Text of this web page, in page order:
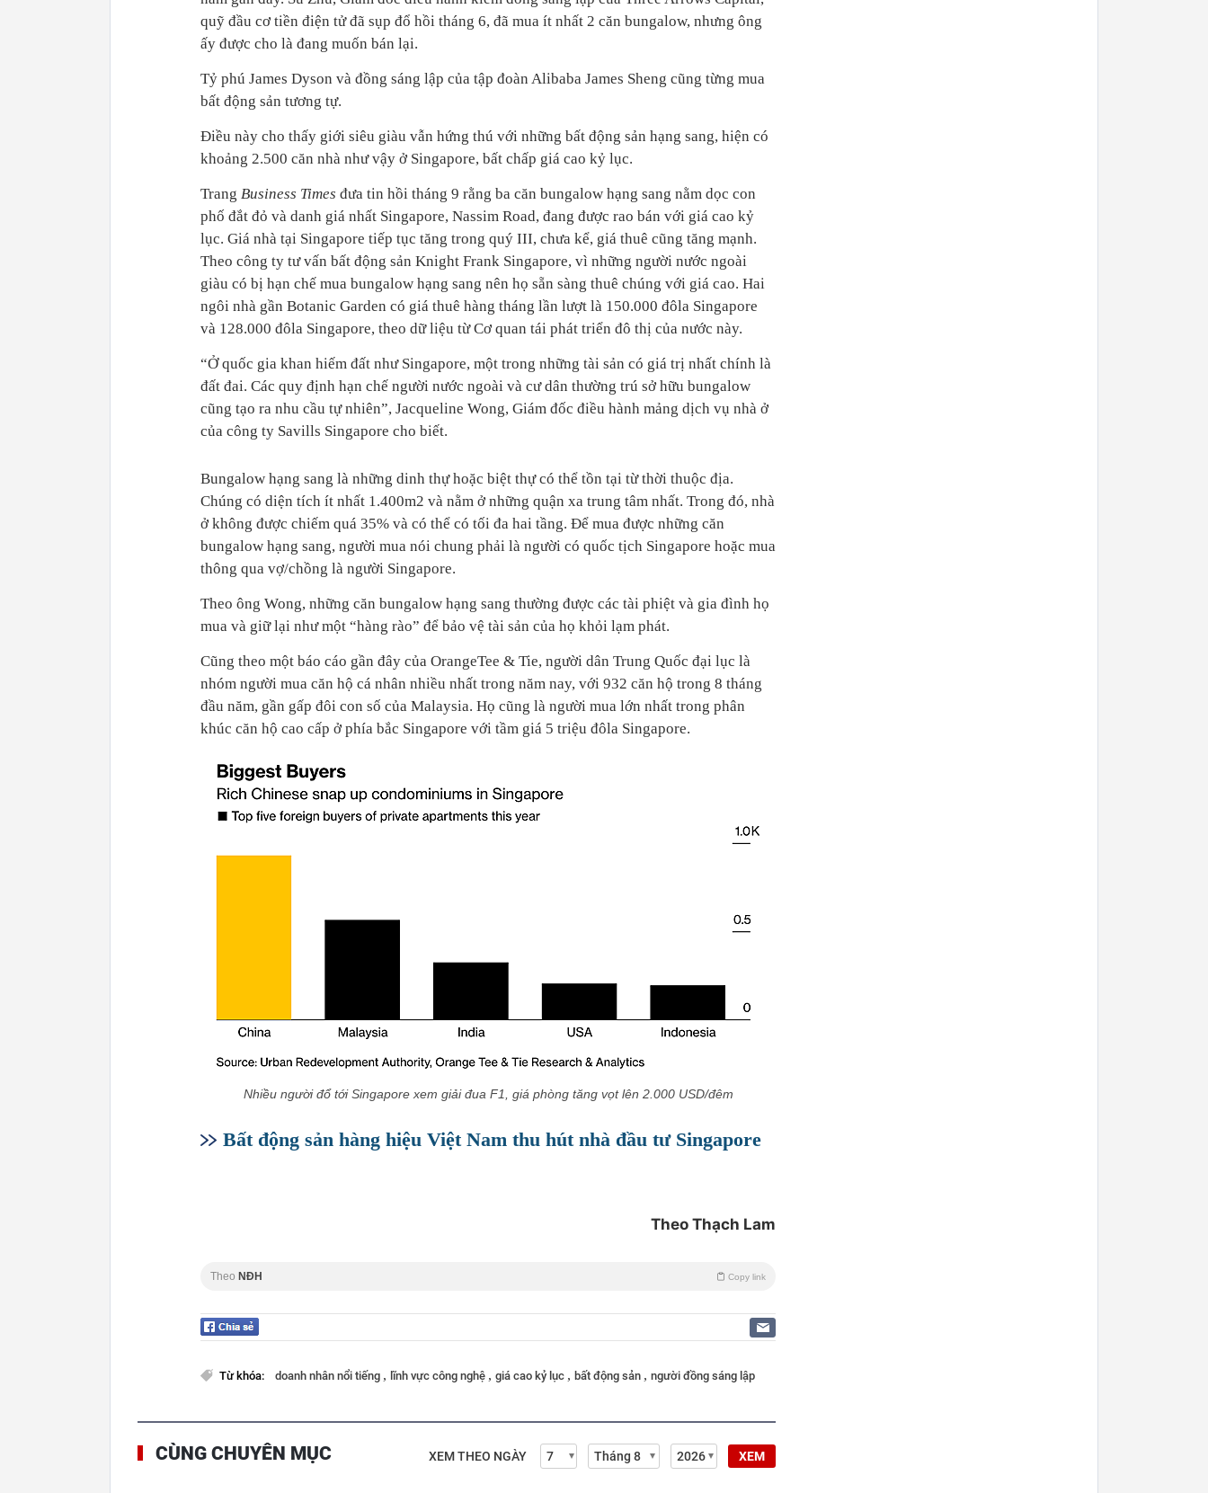
quỹ đầu cơ tiền điện tử đã sụp đổ hồi tháng 6, đã mua ít nhất 2 căn bungalow, nhưng ông
ấy được cho là đang muốn bán lại.
Tỷ phú James Dyson và đồng sáng lập của tập đoàn Alibaba James Sheng cũng từng mua
bất động sản tương tự.
Điều này cho thấy giới siêu giàu vẫn hứng thú với những bất động sản hạng sang, hiện có
khoảng 2.500 căn nhà như vậy ở Singapore, bất chấp giá cao kỷ lục.
Trang Business Times đưa tin hồi tháng 9 rằng ba căn bungalow hạng sang nằm dọc con
phố đắt đỏ và danh giá nhất Singapore, Nassim Road, đang được rao bán với giá cao kỷ
lục. Giá nhà tại Singapore tiếp tục tăng trong quý III, chưa kể, giá thuê cũng tăng mạnh.
Theo công ty tư vấn bất động sản Knight Frank Singapore, vì những người nước ngoài
giàu có bị hạn chế mua bungalow hạng sang nên họ sẵn sàng thuê chúng với giá cao. Hai
ngôi nhà gần Botanic Garden có giá thuê hàng tháng lần lượt là 150.000 đôla Singapore
và 128.000 đôla Singapore, theo dữ liệu từ Cơ quan tái phát triển đô thị của nước này.
“Ở quốc gia khan hiếm đất như Singapore, một trong những tài sản có giá trị nhất chính là
đất đai. Các quy định hạn chế người nước ngoài và cư dân thường trú sở hữu bungalow
cũng tạo ra nhu cầu tự nhiên”, Jacqueline Wong, Giám đốc điều hành mảng dịch vụ nhà ở
của công ty Savills Singapore cho biết.
Bungalow hạng sang là những dinh thự hoặc biệt thự có thể tồn tại từ thời thuộc địa.
Chúng có diện tích ít nhất 1.400m2 và nằm ở những quận xa trung tâm nhất. Trong đó, nhà
ở không được chiếm quá 35% và có thể có tối đa hai tầng. Để mua được những căn
bungalow hạng sang, người mua nói chung phải là người có quốc tịch Singapore hoặc mua
thông qua vợ/chồng là người Singapore.
Theo ông Wong, những căn bungalow hạng sang thường được các tài phiệt và gia đình họ
mua và giữ lại như một “hàng rào” để bảo vệ tài sản của họ khỏi lạm phát.
Cũng theo một báo cáo gần đây của OrangeTee & Tie, người dân Trung Quốc đại lục là
nhóm người mua căn hộ cá nhân nhiều nhất trong năm nay, với 932 căn hộ trong 8 tháng
đầu năm, gần gấp đôi con số của Malaysia. Họ cũng là người mua lớn nhất trong phân
khúc căn hộ cao cấp ở phía bắc Singapore với tầm giá 5 triệu đôla Singapore.
Nhiều người đổ tới Singapore xem giải đua F1, giá phòng tăng vọt lên 2.000 USD/đêm
Bất động sản hàng hiệu Việt Nam thu hút nhà đầu tư Singapore
Theo Thạch Lam
Theo NĐH Copy link
Từ khóa: doanh nhân nổi tiếng , lĩnh vực công nghệ , giá cao kỷ lục , bất động sản , người đồng sáng lập
CÙNG CHUYÊN MỤC XEM THEO NGÀY XEM